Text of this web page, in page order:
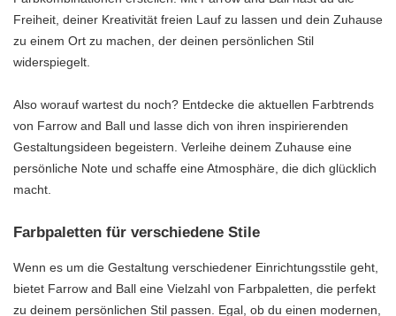
Freiheit, deiner Kreativität freien Lauf zu lassen und dein Zuhause
zu einem Ort zu machen, der deinen persönlichen Stil
widerspiegelt.
Also worauf wartest du noch? Entdecke die aktuellen Farbtrends
von Farrow and Ball und lasse dich von ihren inspirierenden
Gestaltungsideen begeistern. Verleihe deinem Zuhause eine
persönliche Note und schaffe eine Atmosphäre, die dich glücklich
macht.
Farbpaletten für verschiedene Stile
Wenn es um die Gestaltung verschiedener Einrichtungsstile geht,
bietet Farrow and Ball eine Vielzahl von Farbpaletten, die perfekt
zu deinem persönlichen Stil passen. Egal, ob du einen modernen,